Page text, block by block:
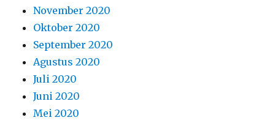
November 2020
Oktober 2020
September 2020
Agustus 2020
Juli 2020
Juni 2020
Mei 2020